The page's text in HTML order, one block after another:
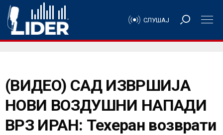
СЛУШАЈ
(ВИДЕО) САД ИЗВРШИЈА
НОВИ ВОЗДУШНИ НАПАДИ
ВРЗ ИРАН: Техеран возврати